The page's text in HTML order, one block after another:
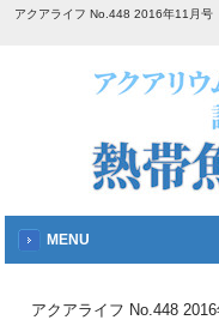
アクアライフ No.448 2016年11月号
MENU
アクアライフ No.448